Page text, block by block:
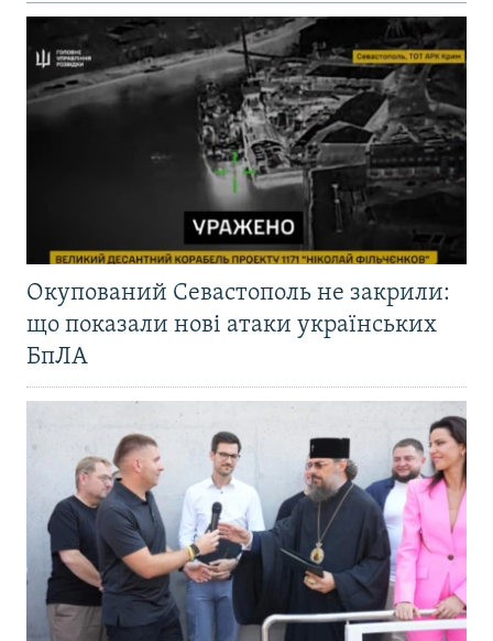
Окупований Севастополь не закрили:
що показали нові атаки українських
БпЛА